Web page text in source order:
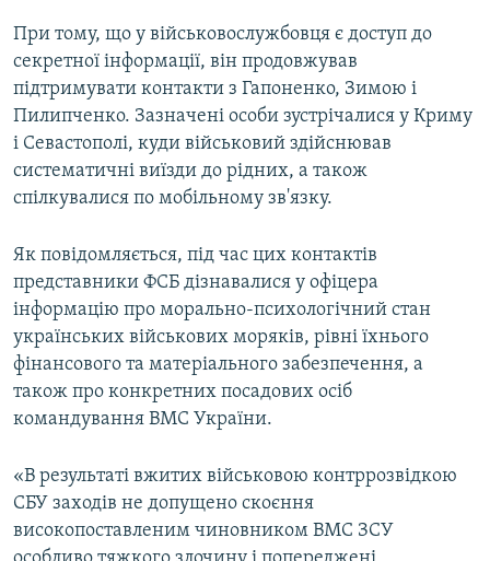
При тому, що у військовослужбовця є доступ до
секретної інформації, він продовжував
підтримувати контакти з Гапоненко, Зимою і
Пилипченко. Зазначені особи зустрічалися у Криму
і Севастополі, куди військовий здійснював
систематичні виїзди до рідних, а також
спілкувалися по мобільному зв'язку.
Як повідомляється, під час цих контактів
представники ФСБ дізнавалися у офіцера
інформацію про морально-психологічний стан
українських військових моряків, рівні їхнього
фінансового та матеріального забезпечення, а
також про конкретних посадових осіб
командування ВМС України.
«В результаті вжитих військовою контррозвідкою
СБУ заходів не допущено скоєння
високопоставленим чиновником ВМС ЗСУ